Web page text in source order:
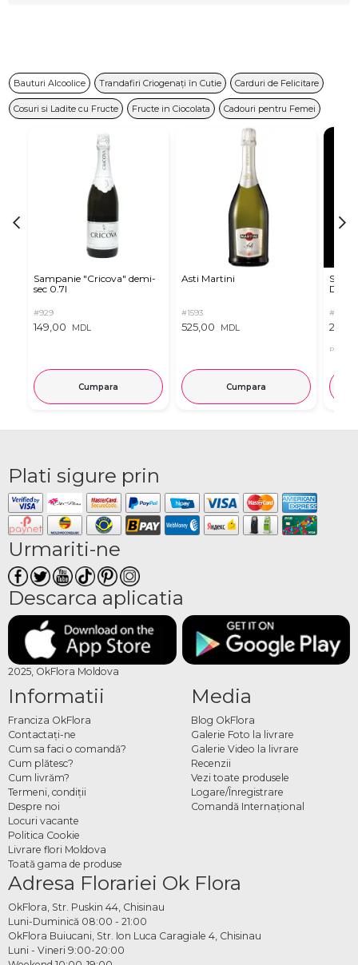
Bauturi Alcoolice Trandafiri Criogenați în Cutie Carduri de Felicitare
Cosuri si Ladite cu Fructe Fructe in Ciocolata Cadouri pentru Femei
Sampanie "Cricova" demi-
sec 0.7l
#929
149,00 MDL
Cumpara
Asti Martini
#1593
525,00 MDL
Cumpara
Dulce
#2516
Pret in
Plati sigure prin
Urmariti-ne
Descarca aplicatia
2025, OkFlora Moldova
Informatii
Franciza OkFlora
Contactaţi-ne
Cum sa faci o comandă?
Cum plătesc?
Cum livrăm?
Termeni, condiţii
Despre noi
Locuri vacante
Politica Cookie
Livrare flori Moldova
Toată gama de produse
Media
Blog OkFlora
Galerie Foto la livrare
Galerie Video la livrare
Recenzii
Vezi toate produsele
Logare/Înregistrare
Comandă Internațional
Adresa Florariei Ok Flora
OkFlora, Str. Puskin 44, Chisinau
Luni-Duminică 08:00 - 21:00
OkFlora Buiucani, Str. Ion Luca Caragiale 4, Chisinau
Luni - Vineri 9:00-20:00